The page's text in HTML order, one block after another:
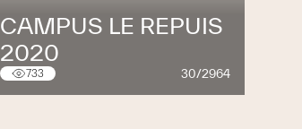
CAMPUS LE REPUIS
2020
733 30/2964